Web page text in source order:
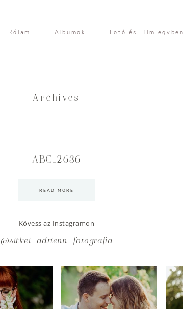
Rólam Albumok Fotó és Film egyben
Archives
ABC_2636
READ MORE
Kövess az Instagramon
@sitkei_adrienn_fotografia